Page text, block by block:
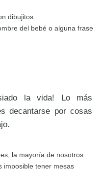
dibujitos.
del bebé o alguna frase
la vida! Lo más
decantarse por cosas
la mayoría de nosotros
imposible tener mesas